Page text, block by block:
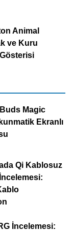
Animal
ve Kuru
Magic
Ekranlı
Qi Kablosuz
İncelemesi: